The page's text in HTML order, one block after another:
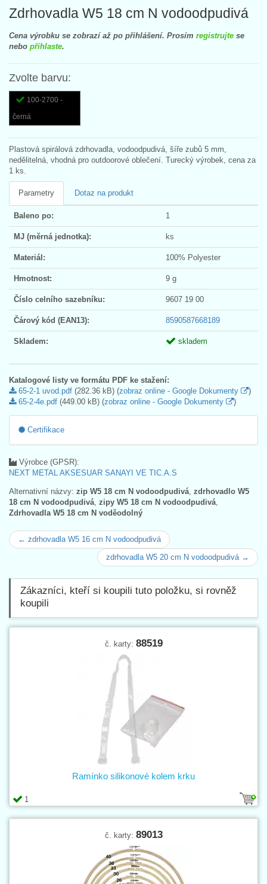
Zdrhovadla W5 18 cm N vodoodpudivá
Cena výrobku se zobrazí až po přihlášení. Prosím registrujte se
nebo přihlaste.
Zvolte barvu:
100-2700 -
černá
Plastová spirálová zdrhovadla, vodoodpudivá, šíře zubů 5 mm,
nedělitelná, vhodná pro outdoorové oblečení. Turecký výrobek, cena za
1 ks.
Parametry Dotaz na produkt
Baleno po: 1
MJ (měrná jednotka): ks
Materiál: 100% Polyester
Hmotnost: 9 g
Číslo celního sazebníku: 9607 19 00
Čárový kód (EAN13): 8590587668189
Skladem: skladem
Katalogové listy ve formátu PDF ke stažení:
65-2-1 uvod.pdf (282.36 kB) (zobraz online - Google Dokumenty
)
65-2-4e.pdf (449.00 kB) (zobraz online - Google Dokumenty )
Certifikace
Výrobce (GPSR):
NEXT METAL AKSESUAR SANAYI VE TIC.A.S
Alternativní názvy: zip W5 18 cm N vodoodpudivá zdrhovadlo W5
18 cm N vodoodpudivá zipy W5 18 cm N vodoodpudivá
Zdrhovadla W5 18 cm N voděodolný
← zdrhovadla W5 16 cm N vodoodpudivá
zdrhovadla W5 20 cm N vodoodpudivá →
Zákazníci, kteří si koupili tuto položku, si rovněž
koupili
č. karty: 88519
1
Ramínko silikonové kolem krku
č. karty: 89013